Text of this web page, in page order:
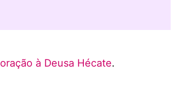
oração à Deusa Hécate.